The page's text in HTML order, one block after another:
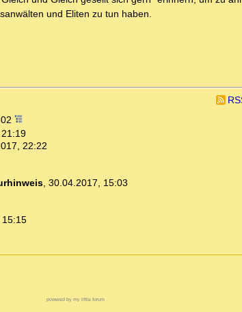
und Eliten zu tun haben.
22:22
, 30.04.2017, 15:03
powered by my little forum